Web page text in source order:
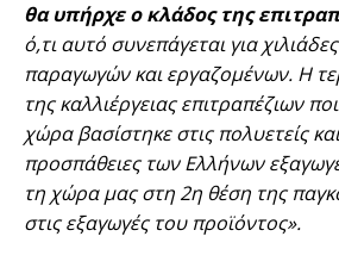
θα υπήρχε ο κλάδος της
ό,τι αυτό συνεπάγεται για
παραγωγών και εργαζομένων. Η
της καλλιέργειας επιτραπέζιων
χώρα βασίστηκε στις πολυετείς
προσπάθειες των Ελλήνων
τη χώρα μας στη 2η θέση της
στις εξαγωγές του προϊόντος».